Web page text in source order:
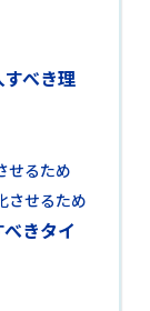
べき理
せるため
させるため
きタイ